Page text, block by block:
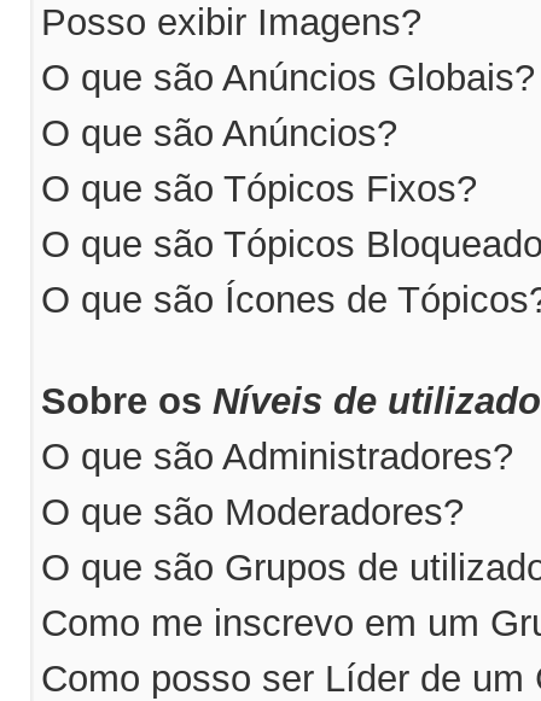
Posso exibir Imagens?
O que são Anúncios Globais?
O que são Anúncios?
O que são Tópicos Fixos?
O que são Tópicos
O que são Ícones de
Sobre os Níveis de
O que são Administradores?
O que são Moderadores?
O que são Grupos de
Como me inscrevo em um
Como posso ser Líder de um